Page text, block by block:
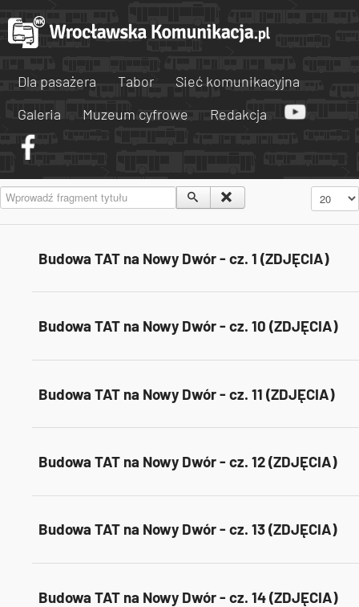
Dla pasażera Tabor
Sieć komunikacyjna
Galeria
Muzeum cyfrowe Redakcja
Wprowadź fragment tytułu Pokaż #
Budowa TAT na Nowy Dwór - cz. 1 (ZDJĘCIA)
Budowa TAT na Nowy Dwór - cz. 10 (ZDJĘCIA)
Budowa TAT na Nowy Dwór - cz. 11 (ZDJĘCIA)
Budowa TAT na Nowy Dwór - cz. 12 (ZDJĘCIA)
Budowa TAT na Nowy Dwór - cz. 13 (ZDJĘCIA)
Budowa TAT na Nowy Dwór - cz. 14 (ZDJĘCIA)